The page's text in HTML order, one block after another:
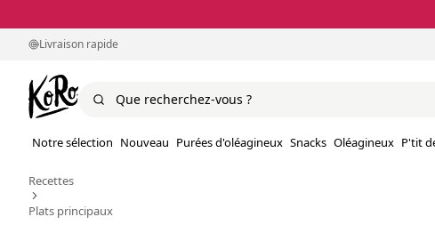
Livraison rapide
Notre sélection Nouveau Purées d'oléagineux Snacks Oléagineux P'tit
Recettes
Plats principaux